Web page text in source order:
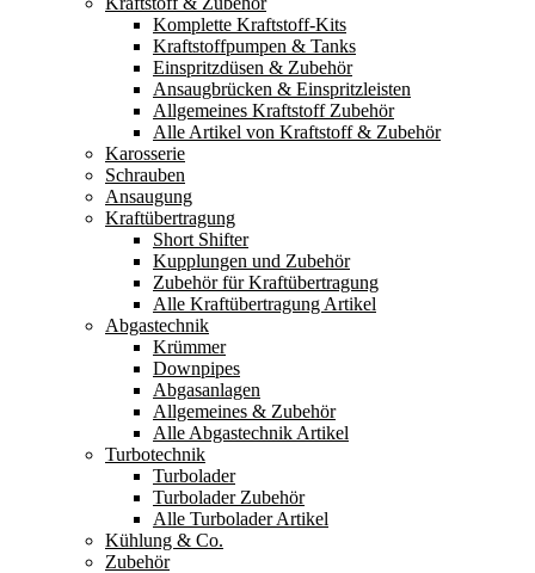
Komplette Kraftstoff-Kits
Kraftstoffpumpen & Tanks
Einspritzdüsen & Zubehör
Ansaugbrücken & Einspritzleisten
Allgemeines Kraftstoff Zubehör
Alle Artikel von Kraftstoff & Zubehör
Karosserie
Schrauben
Ansaugung
Kraftübertragung
Short Shifter
Kupplungen und Zubehör
Zubehör für Kraftübertragung
Alle Kraftübertragung Artikel
Abgastechnik
Krümmer
Downpipes
Abgasanlagen
Allgemeines & Zubehör
Alle Abgastechnik Artikel
Turbotechnik
Turbolader
Turbolader Zubehör
Alle Turbolader Artikel
Kühlung & Co.
Zubehör